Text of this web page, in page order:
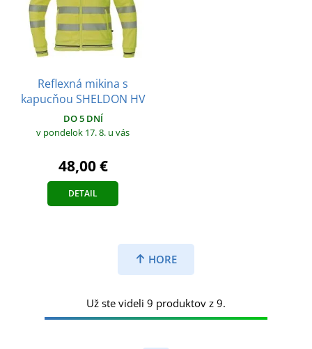
Reflexná mikina s
kapucňou SHELDON HV
DO 5 DNÍ
v pondelok 17. 8. u vás
48,00 €
DETAIL
HORE
Už ste videli 9 produktov z 9.